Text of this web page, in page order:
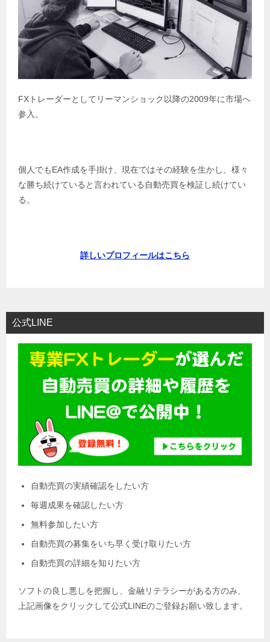
FXトレーダーとしてリーマンショック以降の2009年に市場へ
参入。
個人でもEA作成を手掛け、現在ではその経験を生かし、様々
な勝ち続けていると言われている自動売買を検証し続けてい
る。
詳しいプロフィールはこちら
公式LINE
自動売買の実績確認をしたい方
毎週成果を確認したい方
無料参加したい方
自動売買の募集をいち早く受け取りたい方
自動売買の詳細を知りたい方
ソフトの良し悪しを把握し、金融リテラシーがある方のみ、
上記画像をクリックして公式LINEのご登録お願い致します。